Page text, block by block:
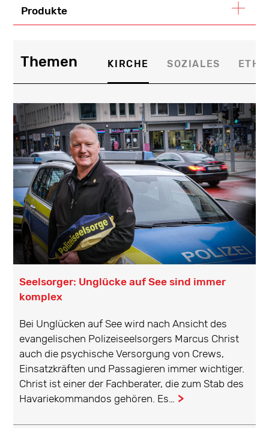
Produkte
Themen KIRCHE SOZIALES
Seelsorger: Unglücke auf See sind immer
komplex
Bei Unglücken auf See wird nach Ansicht des
evangelischen Polizeiseelsorgers Marcus Christ
auch die psychische Versorgung von Crews,
Einsatzkräften und Passagieren immer wichtiger.
Christ ist einer der Fachberater, die zum Stab des
Havariekommandos gehören. Es… ...